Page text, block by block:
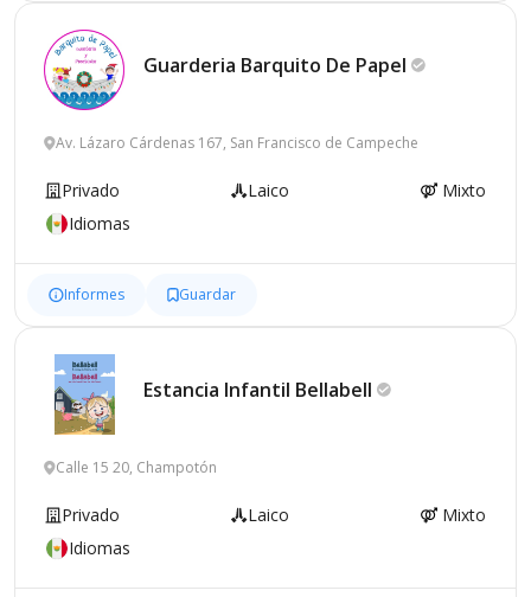
Guarderia Barquito De Papel
Av. Lázaro Cárdenas 167, San Francisco de Campeche
Privado Laico
Mixto
Idiomas
Informes Guardar
Estancia Infantil Bellabell
Calle 15 20, Champotón
Privado Laico
Mixto
Idiomas